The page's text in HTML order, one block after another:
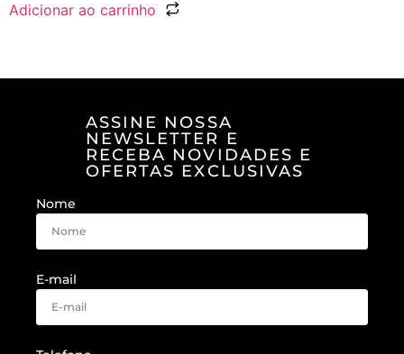
Adicionar ao carrinho
ASSINE NOSSA
NEWSLETTER E
RECEBA NOVIDADES E
OFERTAS EXCLUSIVAS
Nome
E-mail